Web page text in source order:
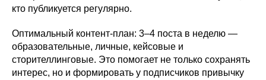
кто публикуется регулярно.
Оптимальный контент-план: 3–4 поста в неделю —
образовательные, личные, кейсовые и
сторителлинговые. Это помогает не только сохранять
интерес, но и формировать у подписчиков привычку